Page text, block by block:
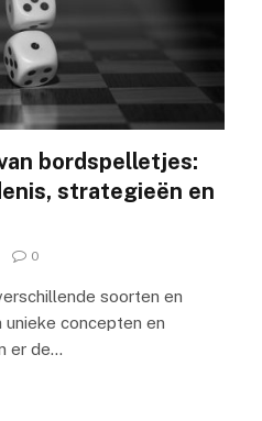
bordspelletjes:
strategieën en
0
soorten en
unieke concepten en
er de…